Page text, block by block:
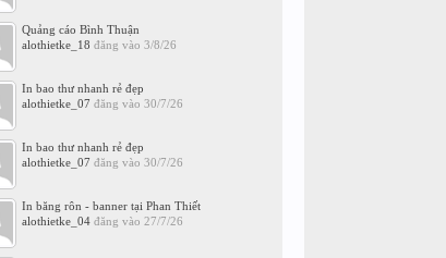
Quảng cáo Bình Thuận
alothietke_18 đăng vào 3/8/26
In bao thư nhanh rẻ đẹp
alothietke_07 đăng vào 30/7/26
In bao thư nhanh rẻ đẹp
alothietke_07 đăng vào 30/7/26
In băng rôn - banner tại Phan Thiết
alothietke_04đăng vào 27/7/26